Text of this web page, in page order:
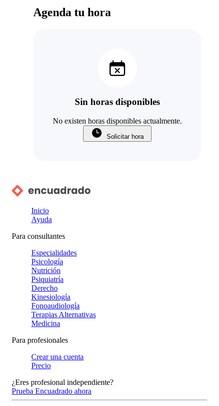
Agenda tu hora
Sin horas disponibles
No existen horas disponibles actualmente.
Solicitar hora
Inicio
Ayuda
Para consultantes
Especialidades
Psicología
Nutrición
Psiquiatría
Derecho
Kinesiología
Fonoaudiología
Terapias Alternativas
Medicina
Para profesionales
Crear una cuenta
Precio
¿Eres profesional independiente?
Prueba Encuadrado ahora